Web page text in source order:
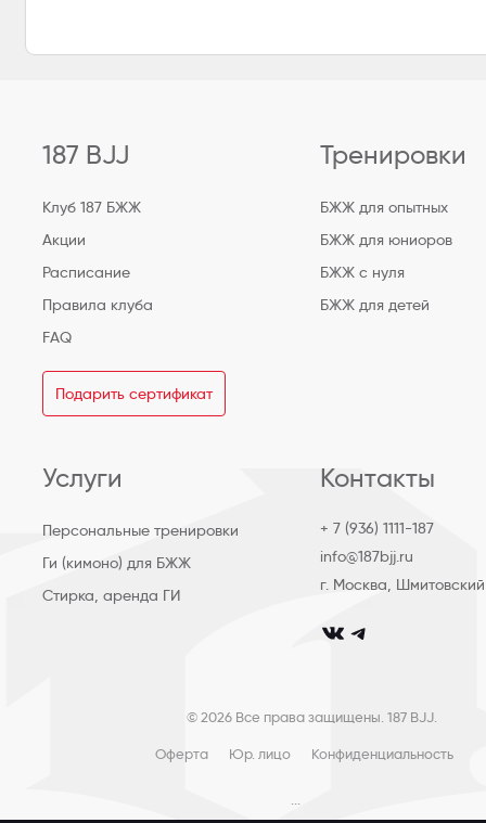
187 BJJ
Клуб 187 БЖЖ
Акции
Расписание
Правила клуба
FAQ
Подарить сертификат
Тренировки
БЖЖ для опытных
БЖЖ для юниоров
БЖЖ с нуля
БЖЖ для детей
Услуги
Персональные тренировки
Ги (кимоно) для БЖЖ
Стирка, аренда ГИ
Контакты
+ 7 (936) 1111-187
info@187bjj.ru
г. Москва,
© 2026 Все права защищены. 187 BJJ.
Оферта Юр. лицо Конфиденциальность